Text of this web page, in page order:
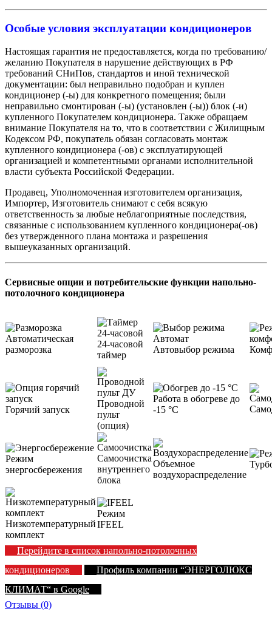
Особые условия эксплуатации кондиционеров
Настоящая гарантия не предоставляется, когда по требованию/
желанию Покупателя в нарушение действующих в РФ
требований СНиПов, стандартов и иной технической
документации: был неправильно подобран и куплен
кондиционер (-ы) для конкретного помещения; были
неправильно смонтирован (-ы) (установлен (-ы)) блок (-и)
купленного Покупателем кондиционера. Также обращаем
внимание Покупателя на то, что в соответствии с Жилищным
Кодексом РФ, покупатель обязан согласовать монтаж
купленного кондиционера (-ов) с эксплуатирующей
организацией и компетентными органами исполнительной
власти субъекта Российской Федерации.
Продавец, Уполномоченная изготовителем организация,
Импортер, Изготовитель снимают с себя всякую
ответственность за любые неблагоприятные последствия,
связанные с использованием купленного кондиционера(-ов)
без утвержденного плана монтажа и разрешения
вышеуказанных организаций.
Сервисные опции и потребительские функции напольно-
потолочного кондиционера
Автоматическая
разморозка
24-часовой
таймер
Автовыбор режима
Горячий запуск
Проводной
пульт
(опция)
Работа в обогреве до
-15 °С
Режим
энергосбережения
Самоочистка
внутреннего
блока
Объемное
воздухораспределение
Низкотемпературный
комплект
Режим
IFEEL
Перейдите в список напольно-потолочных
кондиционеров
Профиль компании “ЭНЕРГОЛЮКС
КЛИМАТ“ в Google
Отзывы (0)